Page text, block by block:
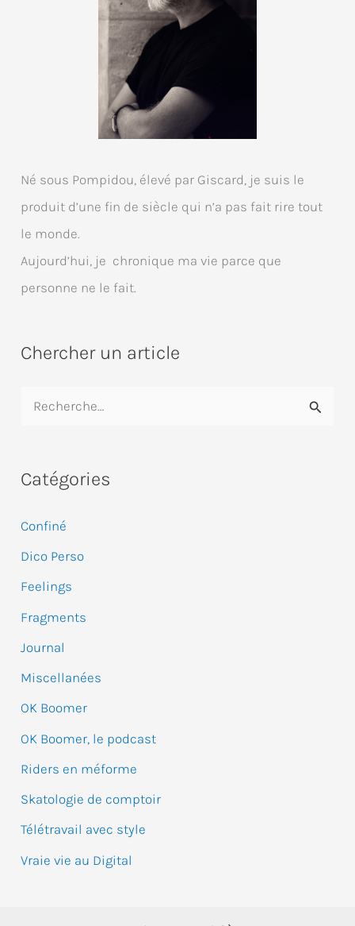
Né sous Pompidou, élevé par Giscard, je suis le
produit d’une fin de siècle qui n’a pas fait rire tout
le monde.
Aujourd’hui, je chronique ma vie parce que
personne ne le fait.
Chercher un article
h
r
c
h
e
r
Catégories
Confiné
Dico Perso
Feelings
Fragments
Journal
Miscellanées
OK Boomer
OK Boomer, le podcast
Riders en méforme
Skatologie de comptoir
Télétravail avec style
Vraie vie au Digital